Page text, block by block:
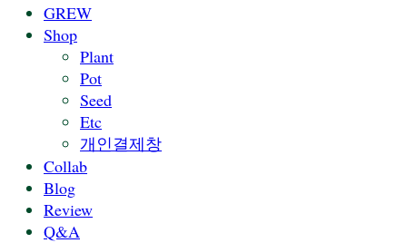
GREW
Shop
Plant
Pot
Seed
Etc
개인결제창
Collab
Blog
Review
Q&A